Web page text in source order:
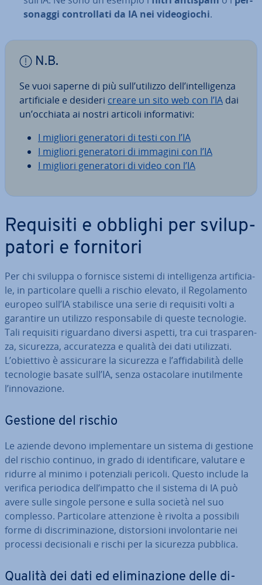
so­nag­gi con­trol­la­ti da IA nei vi­deo­gio­chi.
N.B.
Se vuoi saperne di più sull’utilizzo dell’in­tel­li­gen­za
ar­ti­fi­cia­le e desideri creare un sito web con l’IA dai
un’occhiata ai nostri articoli in­for­ma­ti­vi:
I migliori ge­ne­ra­to­ri di testi con l’IA
I migliori ge­ne­ra­to­ri di immagini con l’IA
I migliori ge­ne­ra­to­ri di video con l’IA
Requisiti e obblighi per svi­lup­
pa­to­ri e fornitori
Per chi sviluppa o fornisce sistemi di in­tel­li­gen­za ar­ti­fi­cia­
le, in par­ti­co­la­re quelli a rischio elevato, il Re­go­la­men­to
europeo sull’IA sta­bi­li­sce una serie di requisiti volti a
garantire un utilizzo re­spon­sa­bi­le di queste tec­no­lo­gie.
Tali requisiti ri­guar­da­no diversi aspetti, tra cui tra­spa­ren­
za, sicurezza, ac­cu­ra­tez­za e qualità dei dati uti­liz­za­ti.
L’obiettivo è as­si­cu­ra­re la sicurezza e l’af­fi­da­bi­li­tà delle
tec­no­lo­gie basate sull’IA, senza osta­co­la­re inu­til­men­te
l’in­no­va­zio­ne.
Gestione del rischio
Le aziende devono im­ple­men­ta­re un sistema di gestione
del rischio continuo, in grado di iden­ti­fi­ca­re, valutare e
ridurre al minimo i po­ten­zia­li pericoli. Questo include la
verifica periodica dell’impatto che il sistema di IA può
avere sulle singole persone e sulla società nel suo
complesso. Par­ti­co­la­re at­ten­zio­ne è rivolta a possibili
forme di di­scri­mi­na­zio­ne, di­stor­sio­ni in­vo­lon­ta­rie nei
processi de­ci­sio­na­li e rischi per la sicurezza pubblica.
Qualità dei dati ed eli­mi­na­zio­ne delle di­